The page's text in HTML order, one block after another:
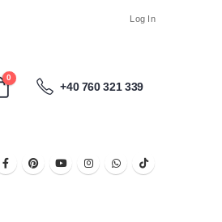
Log In
0
+40 760 321 339